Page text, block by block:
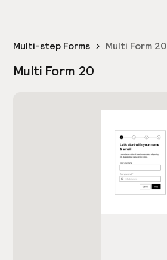
Multi-step Forms Multi Form 20
Multi Form 20